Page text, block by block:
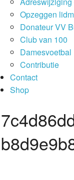
Opzeggen
Donateur VV
Club van 100
Damesvoetbal
Contributie
Contact
Shop